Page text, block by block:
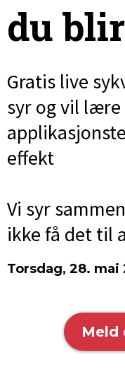
du
Gratis live
syr og vil lære
effekt
Vi syr
ikke få det til
Torsdag, 28. mai
Meld